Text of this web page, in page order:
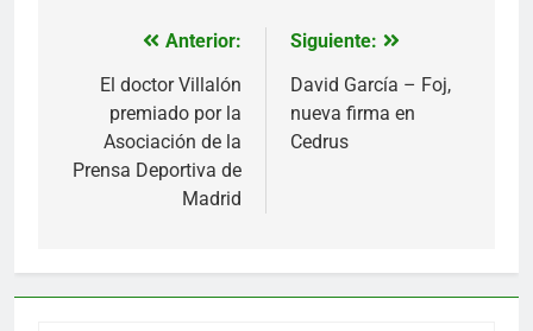
Navegación
entradas
Anterior:
El doctor Villalón
premiado por la
Asociación de la
Prensa Deportiva de
Madrid
Siguiente:
David García – Foj,
nueva firma en
Cedrus